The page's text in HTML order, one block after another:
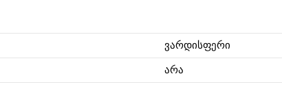
ვარდისფერი
არა